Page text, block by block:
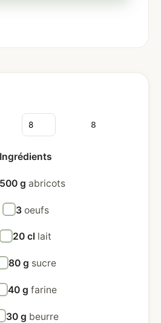
8
Ingrédients
g abricots
3 oeufs
20 cl lait
80 g sucre
40 g farine
30 g beurre